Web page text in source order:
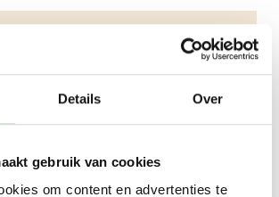
Details Over
gebruik van cookies
om content en advertenties te
Boulevard 85, 5e verdieping,
do, vr
17:00 uur